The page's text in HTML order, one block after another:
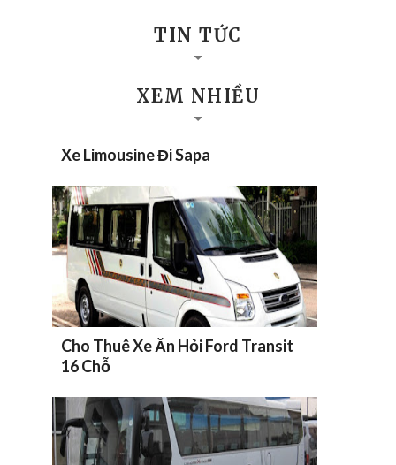
TIN TỨC
XEM NHIỀU
Xe Limousine Đi Sapa
Cho Thuê Xe Ăn Hỏi Ford Transit
16 Chỗ